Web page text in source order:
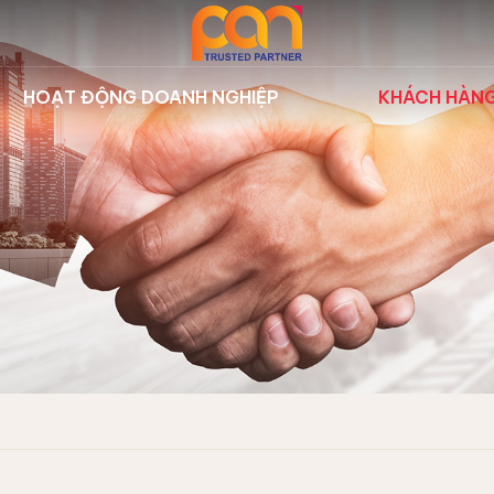
nghiệp Nilfisk
Fagor
Hbarber
Hóa chất
HOẠT ĐỘNG DOANH NGHIỆP
Sự kiện công ty
Hoạt động đào tạo
Thư viện
KHÁCH
Dự án
Khách